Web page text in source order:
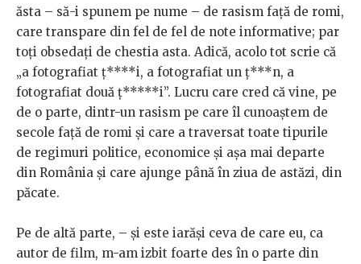
ăsta – să-i spunem pe nume – de rasism față de romi,
care transpare din fel de fel de note informative; par
toți obsedați de chestia asta. Adică, acolo tot scrie că
„a fotografiat ț****i, a fotografiat un ț***n, a
fotografiat două ț*****i”. Lucru care cred că vine, pe
de o parte, dintr-un rasism pe care îl cunoaștem de
secole față de romi și care a traversat toate tipurile
de regimuri politice, economice și așa mai departe
din România și care ajunge până în ziua de astăzi, din
păcate.
Pe de altă parte, – și este iarăși ceva de care eu, ca
autor de film, m-am izbit foarte des în o parte din